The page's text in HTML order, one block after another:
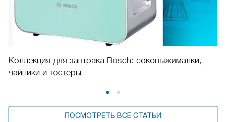
Коллекция для завтрака Bosch: соковыжималки,
чайники и тостеры
ПОСМОТРЕТЬ ВСЕ СТАТЬИ